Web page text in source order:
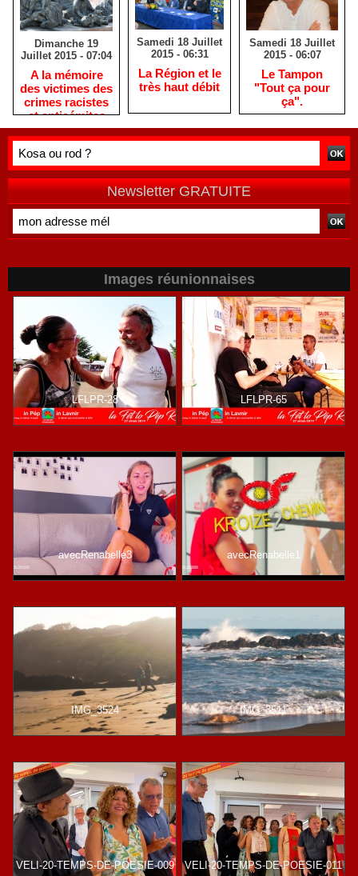
Dimanche 19
Juillet 2015 - 07:04
A la mémoire
des victimes des
crimes racistes
et antisémites
Samedi 18 Juillet
2015 - 06:31
La Région et le
très haut débit
Samedi 18 Juillet
2015 - 06:07
Le Tampon
"Tout ça pour
ça".
Newsletter GRATUITE
Images réunionnaises
LFLPR-28 LFLPR-65
avecRenabelle3 avecRenabelle1
IMG_3524 IMG_3511
VELI-20-TEMPS-DE-POESIE-009 VELI-20-TEMPS-DE-POESIE-011